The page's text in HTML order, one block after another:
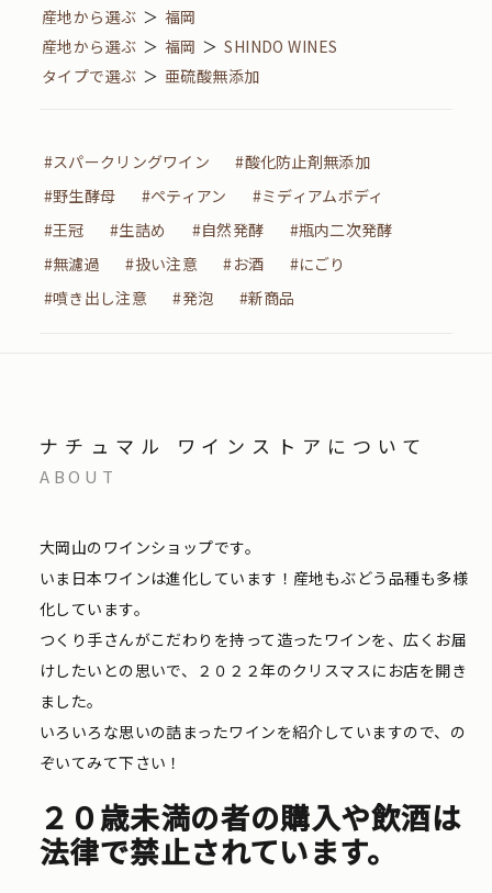
産地から選ぶ ＞ 福岡
産地から選ぶ ＞ 福岡 ＞ SHINDO WINES
タイプで選ぶ ＞ 亜硫酸無添加
#スパークリングワイン
#酸化防止剤無添加
#野生酵母
#ペティアン
#ミディアムボディ
#王冠
#生詰め #自然発酵
#瓶内二次発酵
#無濾過
#扱い注意 #お酒
#にごり
#噴き出し注意
#発泡 #新商品
ナチュマル ワインストアについて
ABOUT
大岡山のワインショップです。
いま日本ワインは進化しています！産地もぶどう品種も多様
化しています。
つくり手さんがこだわりを持って造ったワインを、広くお届
けしたいとの思いで、２０２２年のクリスマスにお店を開き
ました。
いろいろな思いの詰まったワインを紹介していますので、の
ぞいてみて下さい！
２０歳未満の者の購入や飲酒は
法律で禁止されています。